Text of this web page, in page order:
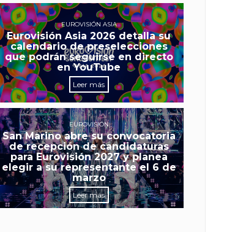
EUROVISIÓN ASIA
Eurovisión Asia 2026 detalla su
calendario de preselecciones
que podrán seguirse en directo
en YouTube
Leer más
EUROVISIÓN
San Marino abre su convocatoria
de recepción de candidaturas
para Eurovisión 2027 y planea
elegir a su representante el 6 de
marzo
Leer más